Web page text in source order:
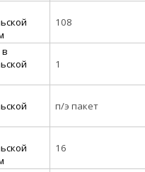
108
1
п/э пакет
16